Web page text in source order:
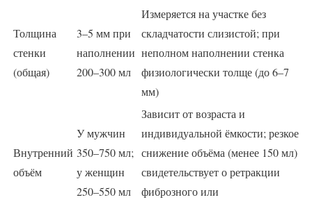
Толщина
стенки
(общая)
3–5 мм при
наполнении
200–300 мл
Измеряется на участке без
складчатости слизистой; при
неполном наполнении стенка
физиологически толще (до 6–7
мм)
Внутренний
объём
У мужчин
350–750 мл;
у женщин
250–550 мл
Зависит от возраста и
индивидуальной ёмкости; резкое
снижение объёма (менее 150 мл)
свидетельствует о ретракции
фиброзного или